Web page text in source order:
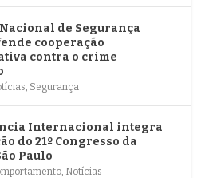
de Segurança
cooperação
contra o crime
Segurança
Internacional integra
do 21º Congresso da
Paulo
Notícias